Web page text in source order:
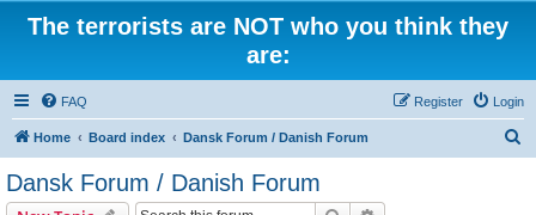
The terrorists are NOT who you think they
are:
FAQ Login
Register
Home Board index Dansk Forum / Danish Forum
Dansk Forum / Danish Forum